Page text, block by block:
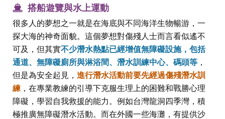
搭船遊覽與水上運動
很多人的夢想之一就是在海底與不同海洋生物暢游，一
探大海的神奇面貌。這個夢想對傷殘人士而言看似遙不
可及，但其實不少潛水熱點已經增值無障礙設施，包括
通道、無障礙廁所與淋浴間、潛水訓練中心、碼頭等 ，
但是為安全起見， 進行潛水活動前要先經過傷殘潛水訓
練 ，在專業教練的引導下克服生理上的困難和戰勝心理
障礙，學習自我救援的能力。例如台灣龍洞四季灣，積
極推廣無障礙潛水活動。而在外國一些海灘，有提供沙